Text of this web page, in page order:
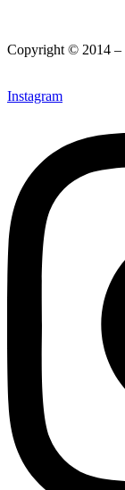
Copyright © 2014 –
Instagram